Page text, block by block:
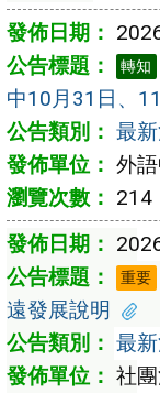
轉知
中10月31日、
最
外
214
重要
遠發展說明
最
社